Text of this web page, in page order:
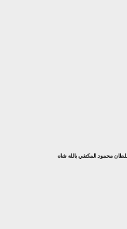
سلطان محمود المكتفي بالله شاه